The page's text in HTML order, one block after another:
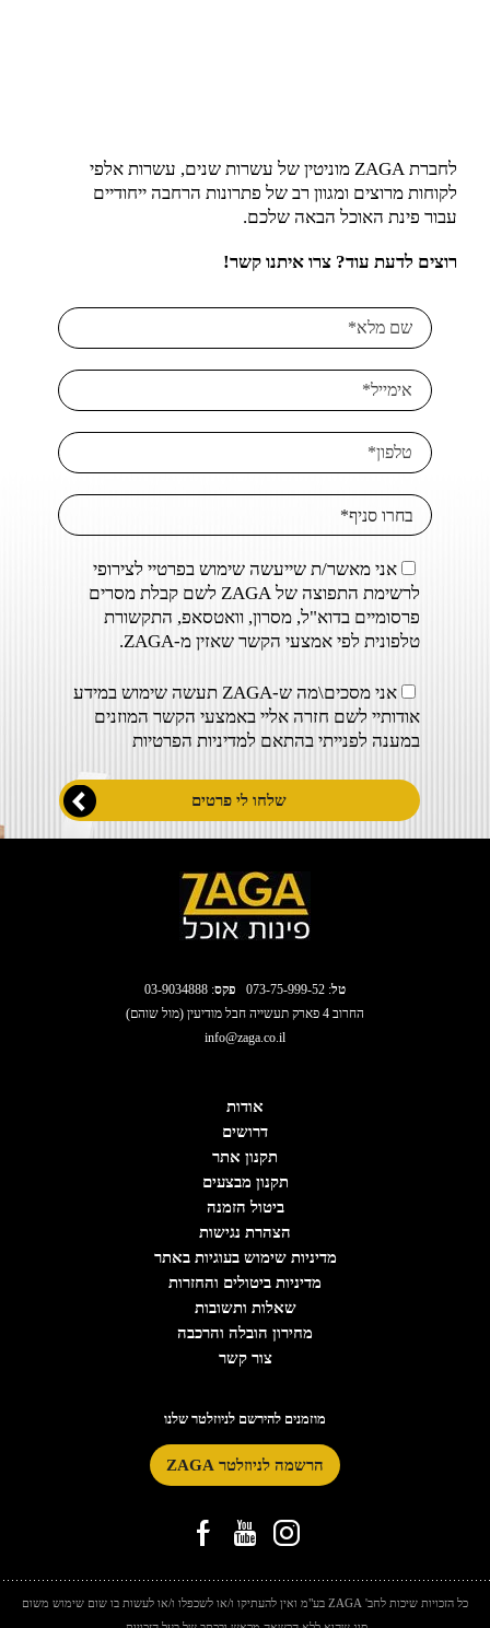
לחברת ZAGA מוניטין של עשרות שנים, עשרות אלפי
לקוחות מרוצים ומגוון רב של פתרונות הרחבה ייחודיים
עבור פינת האוכל הבאה שלכם.
רוצים לדעת עוד? צרו איתנו קשר!
אני מאשר/ת שייעשה שימוש בפרטיי לצירופי
לרשימת התפוצה של ZAGA לשם קבלת מסרים
פרסומיים בדוא"ל, מסרון, וואטסאפ, התקשורת
טלפונית לפי אמצעי הקשר שאזין מ-ZAGA.
אני מסכים\מה ש-ZAGA תעשה שימוש במידע
אודותיי לשם חזרה אליי באמצעי הקשר המוזנים
במענה לפנייתי בהתאם למדיניות הפרטיות
טל:
073-75-999-52 פקס: 03-9034888
החרוב 4 פארק תעשייה חבל מודיעין (מול שוהם)
info@zaga.co.il
אודות
דרושים
תקנון אתר
תקנון מבצעים
ביטול הזמנה
הצהרת נגישות
מדיניות שימוש בעוגיות באתר
מדיניות ביטולים והחזרות
שאלות ותשובות
מחירון הובלה והרכבה
צור קשר
מוזמנים להירשם לניוזלטר שלנו
הרשמה לניוזלטר ZAGA
כל הזכויות שיכות לחב' ZAGA בע"מ ואין להעתיקו ו/או לשכפלו ו/או לעשות בו שום שימוש משום